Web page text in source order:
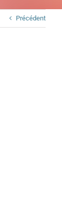
Précédent